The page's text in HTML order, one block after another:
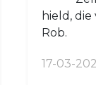
hield,
Rob.
17-03-